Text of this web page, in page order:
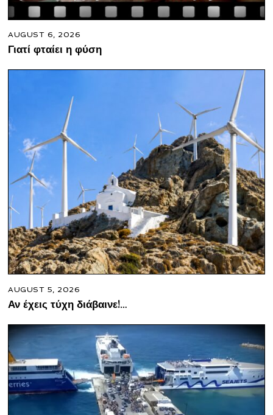
AUGUST 6, 2026
Γιατί φταίει η φύση
AUGUST 5, 2026
Αν έχεις τύχη διάβαινε!…